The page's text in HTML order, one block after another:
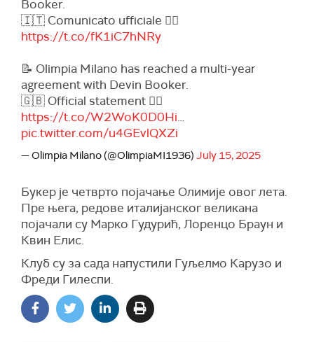
Booker.
🇮🇹 Comunicato ufficiale 👉🏻
https://t.co/fK1iC7hNRy
📝 Olimpia Milano has reached a multi-year
agreement with Devin Booker.
🇬🇧 Official statement 👉🏻
https://t.co/W2WoK0D0Hi…
pic.twitter.com/u4GEvlQXZi
— Olimpia Milano (@OlimpiaMI1936) July 15, 2025
Букер је четврто појачање Олимије овог лета.
Пре њега, редове италијанског великана
појачали су Марко Гудурић, Лоренцо Браун и
Квин Елис.
Клуб су за сада напустили Гуљелмо Карузо и
Фреди Гилеспи.